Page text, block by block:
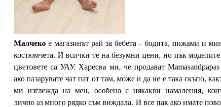
Малчеко е магазинът рай за бебета – бодита, пижами и
костюмчета. И всички те на безумни цени, но пък
цветовете са УАУ. Харесва ми, че продават
ако пазарувате чат пат от там, може и да не е така скъпо,
ми изглежда на мен, особено с някакви намаления,
лично аз много рядко съм виждала. И все пак ако имате